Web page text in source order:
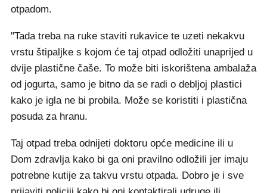
otpadom.
"Tada treba na ruke staviti rukavice te uzeti nekakvu
vrstu štipaljke s kojom će taj otpad odložiti unaprijed u
dvije plastične čaše. To može biti iskorištena ambalaža
od jogurta, samo je bitno da se radi o debljoj plastici
kako je igla ne bi probila. Može se koristiti i plastična
posuda za hranu.
Taj otpad treba odnijeti doktoru opće medicine ili u
Dom zdravlja kako bi ga oni pravilno odložili jer imaju
potrebne kutije za takvu vrstu otpada. Dobro je i sve